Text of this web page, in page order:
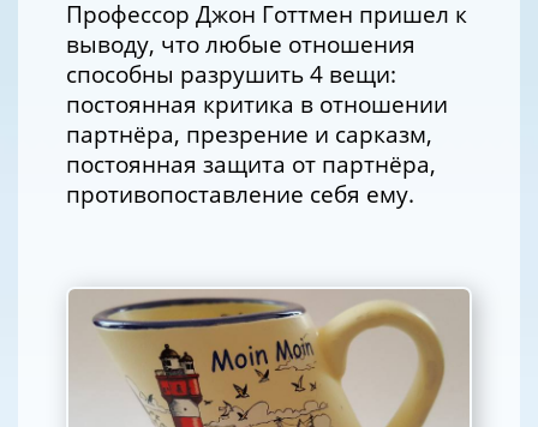
Профессор Джон Готтмен пришел к
выводу, что любые отношения
способны разрушить 4 вещи:
постоянная критика в отношении
партнёра, презрение и сарказм,
постоянная защита от партнёра,
противопоставление себя ему.